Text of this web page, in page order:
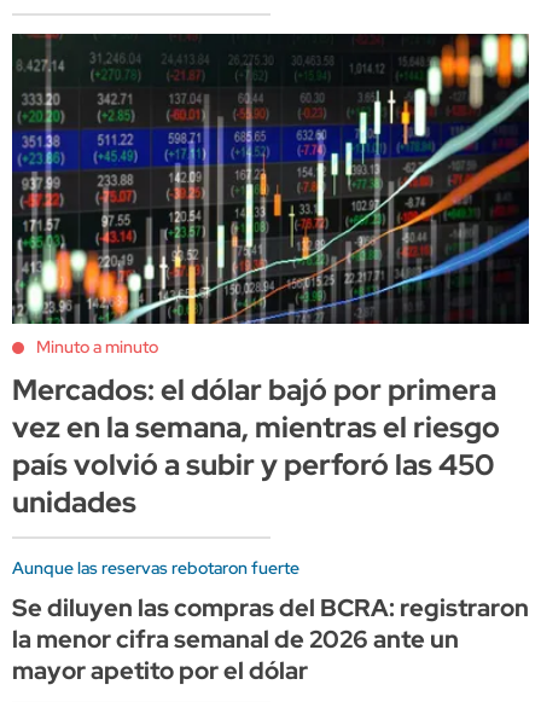
Minuto a minuto
Mercados: el dólar bajó por primera
vez en la semana, mientras el riesgo
país volvió a subir y perforó las 450
unidades
Aunque las reservas rebotaron fuerte
Se diluyen las compras del BCRA: registraron
la menor cifra semanal de 2026 ante un
mayor apetito por el dólar